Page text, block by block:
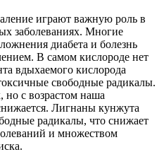
играют важную роль в
заболеваниях. Многие
диабета и болезнь
В самом кислороде нет
вдыхаемого кислорода
свободные радикалы.
с возрастом наша
Лигнаны кунжута
радикалы, что снижает
и множеством